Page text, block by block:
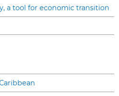
a tool for economic transition